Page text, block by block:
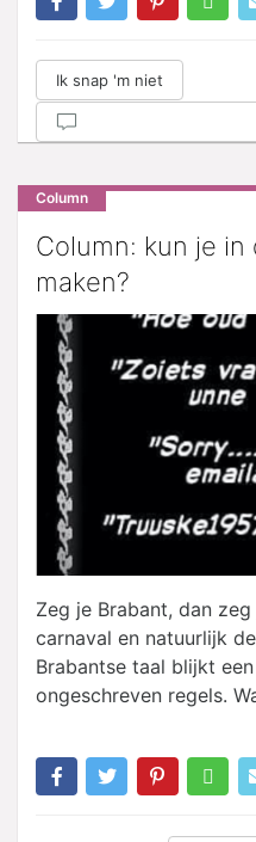
Ik snap 'm niet
Column
Column: kun je
maken?
Zeg je Brabant, dan
carnaval en natuurlijk
Brabantse taal blijkt
ongeschreven regels.